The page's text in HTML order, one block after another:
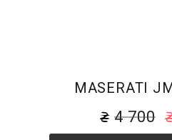
MASERATI
4 700